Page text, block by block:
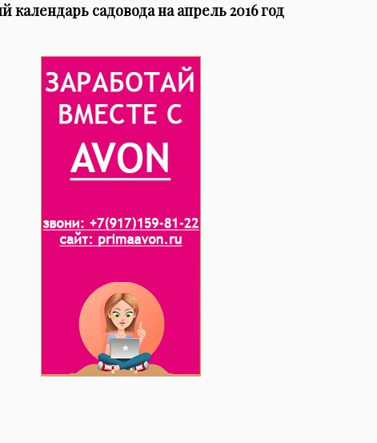
календарь садовода на апрель 2016 год